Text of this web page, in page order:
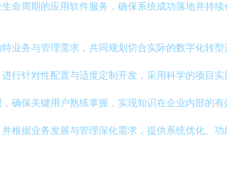
命周期的应用软件服务，确保系统成功落地并持续
业务与管理需求，共同规划切合实际的数字化转型
行针对性配置与适度定制开发，采用科学的项目
确保关键用户熟练掌握，实现知识在企业内部的有
根据业务发展与管理深化需求，提供系统优化、